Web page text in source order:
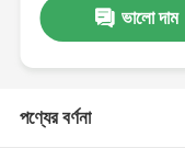
ভালো দাম
পণ্যের বর্ণনা